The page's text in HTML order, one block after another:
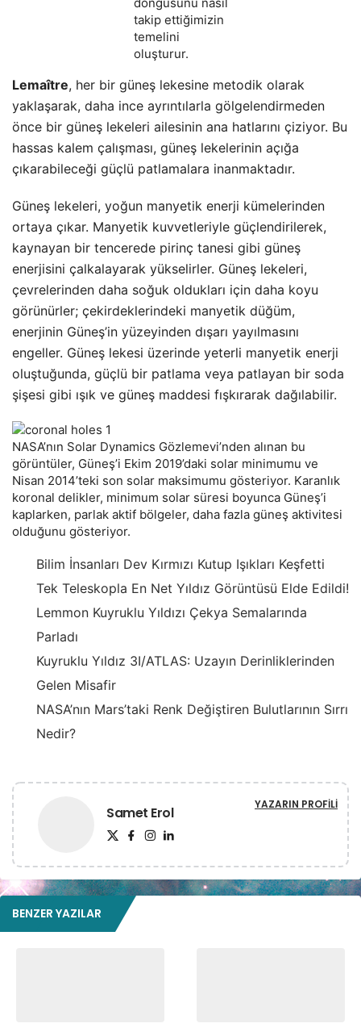
takip ettiğimizin
temelini
oluşturur.
Lemaître, her bir güneş lekesine metodik olarak
yaklaşarak, daha ince ayrıntılarla gölgelendirmeden
önce bir güneş lekeleri ailesinin ana hatlarını çiziyor. Bu
hassas kalem çalışması, güneş lekelerinin açığa
çıkarabileceği güçlü patlamalara inanmaktadır.
Güneş lekeleri, yoğun manyetik enerji kümelerinden
ortaya çıkar. Manyetik kuvvetleriyle güçlendirilerek,
kaynayan bir tencerede pirinç tanesi gibi güneş
enerjisini çalkalayarak yükselirler. Güneş lekeleri,
çevrelerinden daha soğuk oldukları için daha koyu
görünürler; çekirdeklerindeki manyetik düğüm,
enerjinin Güneş’in yüzeyinden dışarı yayılmasını
engeller. Güneş lekesi üzerinde yeterli manyetik enerji
oluştuğunda, güçlü bir patlama veya patlayan bir soda
şişesi gibi ışık ve güneş maddesi fışkırarak dağılabilir.
NASA’nın Solar Dynamics Gözlemevi’nden alınan bu
görüntüler, Güneş’i Ekim 2019’daki solar minimumu ve
Nisan 2014’teki son solar maksimumu gösteriyor. Karanlık
koronal delikler, minimum solar süresi boyunca Güneş’i
kaplarken, parlak aktif bölgeler, daha fazla güneş aktivitesi
olduğunu gösteriyor.
Bilim İnsanları Dev Kırmızı Kutup Işıkları Keşfetti
Tek Teleskopla En Net Yıldız Görüntüsü Elde Edildi!
Lemmon Kuyruklu Yıldızı Çekya Semalarında
Parladı
Kuyruklu Yıldız 3I/ATLAS: Uzayın Derinliklerinden
Gelen Misafir
NASA’nın Mars’taki Renk Değiştiren Bulutlarının Sırrı
Nedir?
Samet Erol YAZARIN PROFILI
BENZER YAZILAR